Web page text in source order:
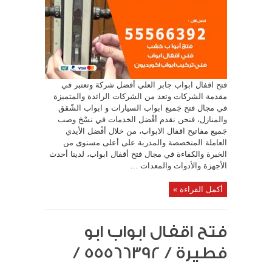
فتح اقفال ابواب جابر العلي أفضل شركة وتعتبر في
مقدمة الشركات وتعد من الشركات الرائدة والمتميزة
في مجال فتح جَميع ابواب السيارات و ابواب الشّقق
والمنازل، فنحن نقدم أفْضل الخدمات في نسْخ وصب
جَميع مفاتيح اقفال الابواب، من خلال أفْضل الأيدي
العاملة المتخصصة والمدربة على أعلى مستوى من
الخبرة والكفاءة في مجال فتح أقفال ابواب، لدينا أحدث
الأجهزة والأدوات والمعدات ...
أكمل القراءة »
فتح اقفال ابواب ابو
فطيرة / 55566392 /